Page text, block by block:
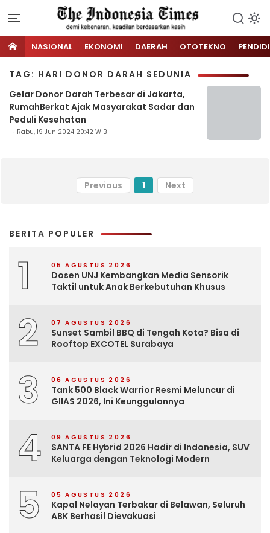
NASIONAL EKONOMI DAERAH OTOTEKNO
TAG: HARI DONOR DARAH SEDUNIA
Gelar Donor Darah Terbesar di Jakarta,
RumahBerkat Ajak Masyarakat Sadar dan
Peduli Kesehatan
Rabu, 19 Jun 2024 20:42 WIB
Previous 1 Next
BERITA POPULER
1 05 AGUSTUS 2026
Dosen UNJ Kembangkan Media Sensorik
Taktil untuk Anak Berkebutuhan Khusus
2 07 AGUSTUS 2026
Sunset Sambil BBQ di Tengah Kota? Bisa di
Rooftop EXCOTEL Surabaya
3 06 AGUSTUS 2026
Tank 500 Black Warrior Resmi Meluncur di
GIIAS 2026, Ini Keunggulannya
4 09 AGUSTUS 2026
SANTA FE Hybrid 2026 Hadir di Indonesia, SUV
Keluarga dengan Teknologi Modern
5 05 AGUSTUS 2026
Kapal Nelayan Terbakar di Belawan, Seluruh
ABK Berhasil Dievakuasi